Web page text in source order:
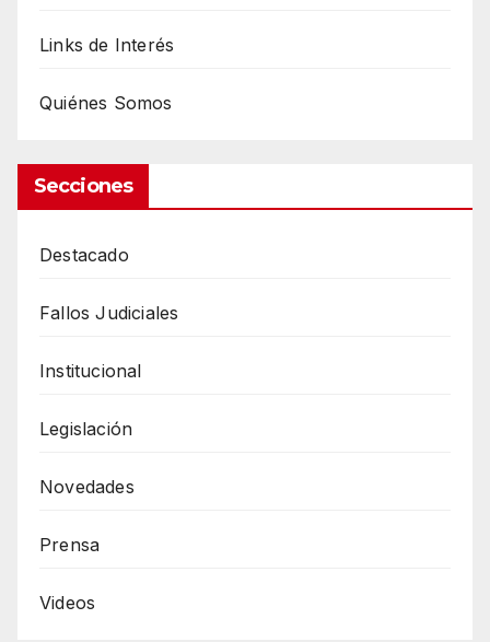
Links de Interés
Quiénes Somos
Secciones
Destacado
Fallos Judiciales
Institucional
Legislación
Novedades
Prensa
Videos